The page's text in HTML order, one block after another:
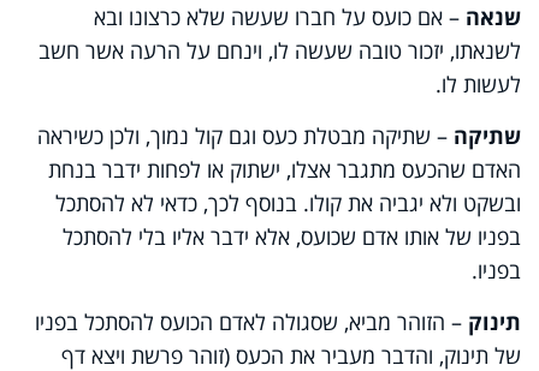
שנאה – אם כועס על חברו שעשה שלא כרצונו ובא
לשנאתו, יזכור טובה שעשה לו, וינחם על הרעה אשר חשב
לעשות לו.
שתיקה – שתיקה מבטלת כעס וגם קול נמוך, ולכן כשיראה
האדם שהכעס מתגבר אצלו, ישתוק או לפחות ידבר בנחת
ובשקט ולא יגביה את קולו. בנוסף לכך, כדאי לא להסתכל
בפניו של אותו אדם שכועס, אלא ידבר אליו בלי להסתכל
בפניו.
תינוק – הזוהר מביא, שסגולה לאדם הכועס להסתכל בפניו
של תינוק, והדבר מעביר את הכעס (זוהר פרשת ויצא דף